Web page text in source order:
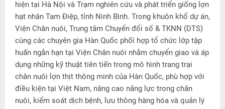
hiện tại Hà Nội và Trạm nghiên cứu và phát triển giống lợn
hạt nhân Tam Điệp, tỉnh Ninh Bình. Trong khuôn khổ dự án,
Viện Chăn nuôi, Trung tâm Chuyển đổi số & TKNN (DTS)
cùng các chuyên gia Hàn Quốc phối hợp tổ chức lớp tập
huấn ngắn hạn tại Viện Chăn nuôi nhằm chuyển giao và áp
dụng những kỹ thuật tiên tiến trong mô hình trang trại
chăn nuôi lợn thịt thông minh của Hàn Quốc, phù hợp với
điều kiện tại Việt Nam, nâng cao năng lực trong chăn
nuôi, kiểm soát dịch bệnh, lưu thông hàng hóa và quản lý